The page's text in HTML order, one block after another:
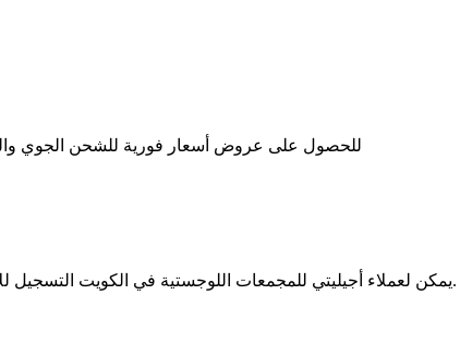
للحصول على عروض أسعار فورية للشحن الجوي
يمكن لعملاء أجيليتي للمجمعات اللوجستية في الكويت التسجيل للاطلاع على العقود وتسديد المدفوعات.